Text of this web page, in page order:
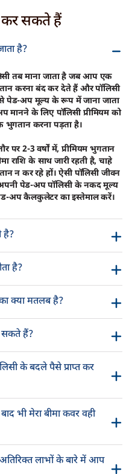
सकते हैं
है?
तब माना जाता है जब आप एक
करना बंद कर देते हैं और पॉलिसी
पेड-अप मूल्य के रूप में जाना जाता
मानने के लिए पॉलिसी प्रीमियम को
करना पड़ता है।
पर 2-3 वर्षों में, प्रीमियम भुगतान
राशि के साथ जारी रहती है, चाहे
न कर रहे हों। ऐसी पॉलिसी जीवन
पेड-अप पॉलिसी के नकद मूल्य
अप कैलकुलेटर का इस्तेमाल करें।
है?
है?
क्या मतलब है?
सकते हैं?
के बदले पैसे प्राप्त कर
भी मेरा बीमा कवर वही
लाभों के बारे में आप